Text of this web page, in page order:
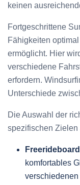
keinen
Fortgeschrittene
Fähigkeiten
ermöglicht. Hier
verschiedene
erfordern.
Unterschiede
Die Auswahl der
spezifischen Zielen
komfortables